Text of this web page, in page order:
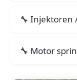
Injektoren
Motor